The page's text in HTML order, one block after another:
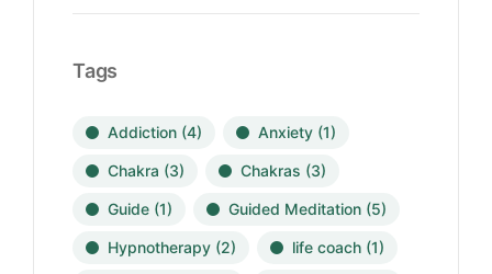
Tags
Addiction (4) Anxiety (1)
Chakra (3) Chakras (3)
Guide (1) Guided Meditation (5)
Hypnotherapy (2) life coach (1)